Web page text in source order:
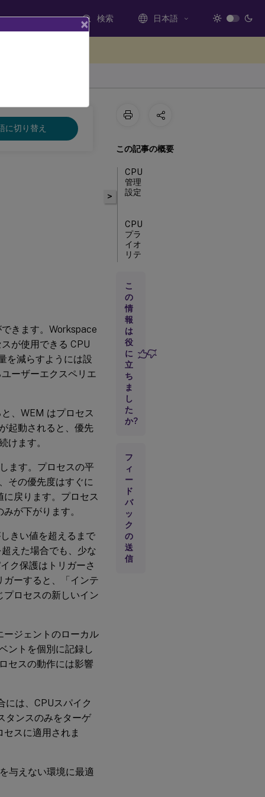
検索 日本語
に切り替え
きます。Workspace
が使用できる CPU
を減らすようには設
ーザーエクスペリエ
、WEM はプロセス
起動されると、優先
けます。
ます。プロセスの平
その優先度はすぐに
戻ります。プロセス
が下がります。
きい値を超えるまで
えた場合でも、少な
ク保護はトリガーさ
ーすると、「インテ
ロセスの新しいイン
ージェントのローカル
ントを個別に記録し
セスの動作には影響
は、CPUスパイク
タンスのみをターゲ
スに適用されま
与えない環境に最適
>
この記事の概要
CPU
管理
設定
CPU
プラ
イオ
リテ
CPU
アフ
ィニ
ティ
CPU
クラ
ンプ
こ
の
情
報
は
役
に
立
ち
ま
し
た
か?
フ
ィ
ー
ド
バ
ッ
ク
の
送
信
×